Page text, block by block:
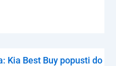
Kia Best Buy popusti do